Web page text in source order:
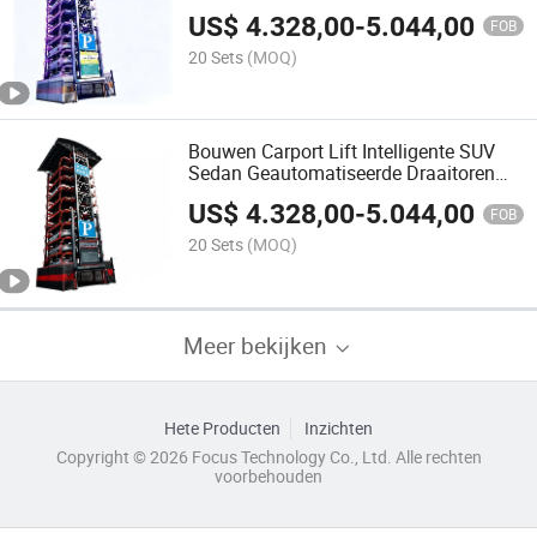
Rotatie Stereo Parkeergarage voor
Commercieel Publiek Parkeren
US$4.328,00-5.044,00 FOB
20 Sets (MOQ)
Bouwen Carport Lift Intelligente SUV
Sedan Geautomatiseerde Draaitoren
Parkeergarage Verticale Circulatie
Cyclische Parkeervoorziening voor
Privé Parkeergebieden
US$4.328,00-5.044,00 FOB
20 Sets (MOQ)
Meer bekijken
Hete Producten
Inzichten
Copyright © 2026 Focus Technology Co., Ltd. Alle rechten
voorbehouden